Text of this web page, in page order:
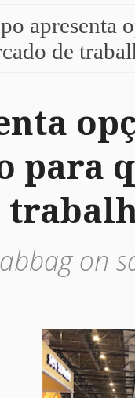
apresenta
de
para